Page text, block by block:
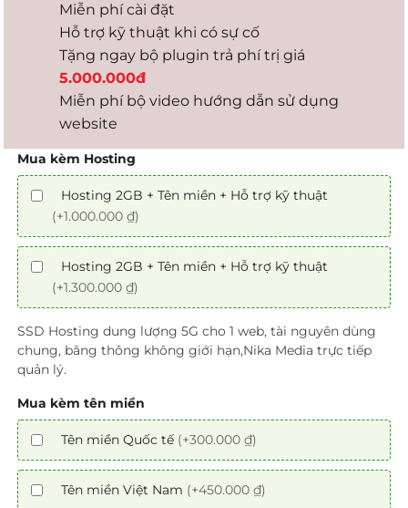
Miễn phí cài đặt
Hỗ trợ kỹ thuật khi có sự cố
Tặng ngay bộ plugin trả phí trị giá
5.000.000đ
Miễn phí bộ video hướng dẫn sử dụng
website
Mua kèm Hosting
Hosting 2GB + Tên miền + Hỗ trợ kỹ thuật
(+1.000.000 ₫)
Hosting 2GB + Tên miền + Hỗ trợ kỹ thuật
(+1.300.000 ₫)
SSD Hosting dung lượng 5G cho 1 web, tài nguyên dùng
chung, băng thông không giới hạn,Nika Media trực tiếp
quản lý.
Mua kèm tên miền
Tên miền Quốc tế (+300.000 ₫)
Tên miền Việt Nam (+450.000 ₫)